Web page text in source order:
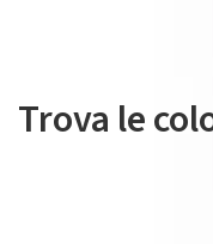
Trova le